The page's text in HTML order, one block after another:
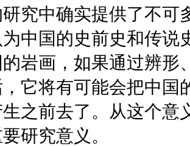
究中确实提供了不可
中国的史前史和传说
岩画，如果通过辨形
它将有可能会把中国
之前去了。从这个意
研究意义。